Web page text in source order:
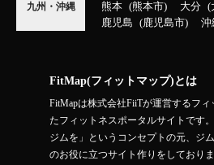
九州・沖縄
熊本
熊本市 大分
鹿児島
鹿児島市 沖
FitMap(フィットマップ)とは
FitMapは株式会社FiiTが運営するフ
たフィットネスポータルサイトです
ジムを」というコンセプトの元、ジ
のお役に立つサイト作りをしておりま